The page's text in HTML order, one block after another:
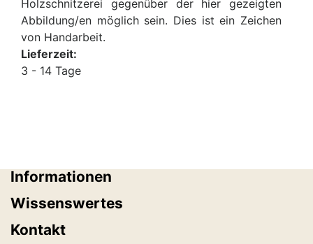
Holzschnitzerei gegenüber der hier gezeigten
Abbildung/en möglich sein. Dies ist ein Zeichen
von Handarbeit.
Lieferzeit:
3 - 14 Tage
Informationen
Wissenswertes
Kontakt